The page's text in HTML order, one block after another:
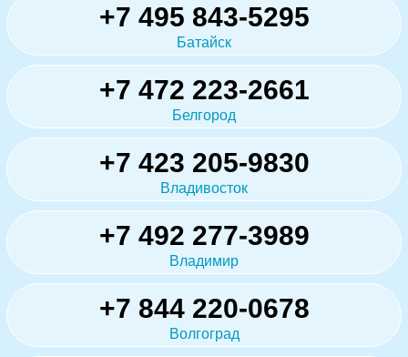
+7 495 843-5295
Батайск
+7 472 223-2661
Белгород
+7 423 205-9830
Владивосток
+7 492 277-3989
Владимир
+7 844 220-0678
Волгоград